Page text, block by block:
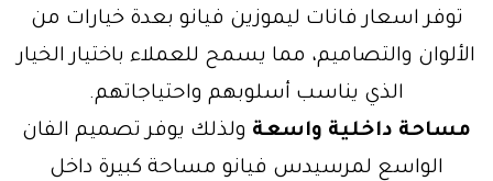
توفر اسعار فانات ليموزين فيانو بعدة خيارات من
الألوان والتصاميم، مما يسمح للعملاء باختيار الخيار
الذي يناسب أسلوبهم واحتياجاتهم.
مساحة داخلية واسعة ولذلك يوفر تصميم الفان
الواسع لمرسيدس فيانو مساحة كبيرة داخل